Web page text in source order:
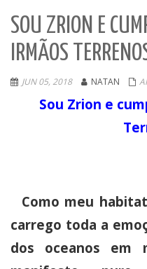
SOU ZRION E
IRMÃOS
JUN 05, 2018 NATAN
Sou Zrion e
Como meu
carrego toda a
dos oceanos em